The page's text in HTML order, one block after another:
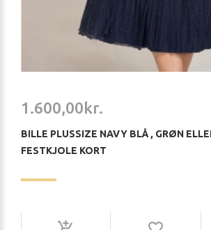
1.600,00kr.
BILLE PLUSSIZE NAVY BLÅ , GRØN
FESTKJOLE KORT